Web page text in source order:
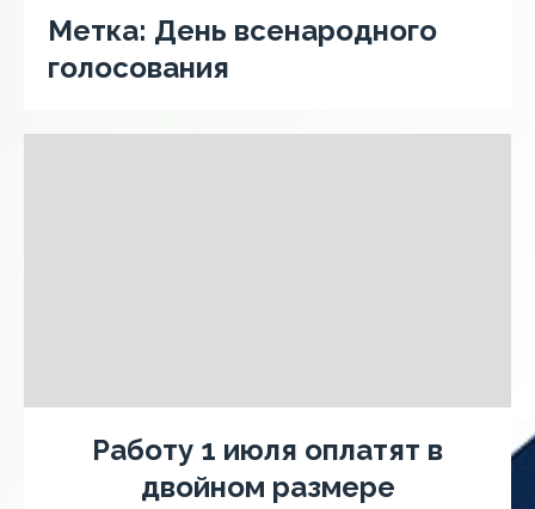
Метка: День всенародного
голосования
Работу 1 июля оплатят в
двойном размере